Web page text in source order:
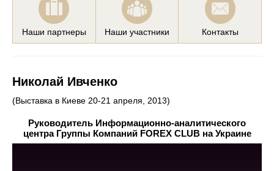
Наши партнеры Наши участники Контакты
Николай Ивченко
(Выставка в Киеве 20-21 апреля, 2013)
Руководитель Информационно-аналитического
центра Группы Компаний FOREX CLUB на Украине